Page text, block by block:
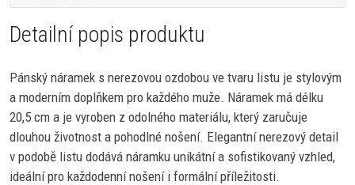
Detailní popis produktu
Pánský náramek s nerezovou ozdobou ve tvaru listu je stylovým
a moderním doplňkem pro každého muže. Náramek má délku
20,5 cm a je vyroben z odolného materiálu, který zaručuje
dlouhou životnost a pohodlné nošení. Elegantní nerezový detail
v podobě listu dodává náramku unikátní a sofistikovaný vzhled,
ideální pro každodenní nošení i formální příležitosti.